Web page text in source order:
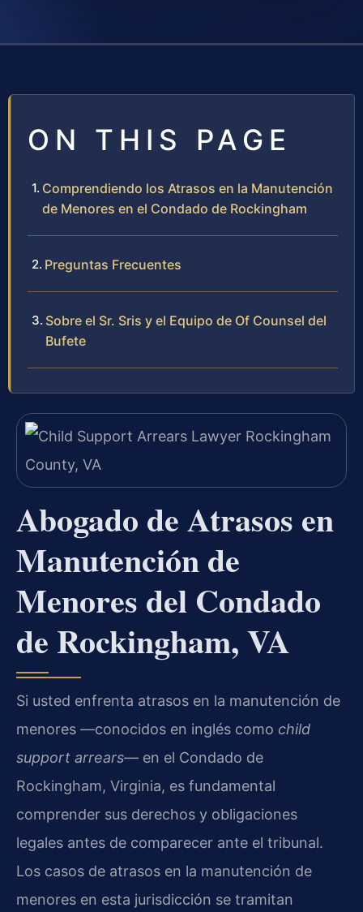
ON THIS PAGE
Comprendiendo los Atrasos en la Manutención
de Menores en el Condado de Rockingham
Preguntas Frecuentes
Sobre el Sr. Sris y el Equipo de Of Counsel del
Bufete
Abogado de Atrasos en
Manutención de
Menores del Condado
de Rockingham, VA
Si usted enfrenta atrasos en la manutención de
menores —conocidos en inglés como child
support arrears— en el Condado de
Rockingham, Virginia, es fundamental
comprender sus derechos y obligaciones
legales antes de comparecer ante el tribunal.
Los casos de atrasos en la manutención de
menores en esta jurisdicción se tramitan